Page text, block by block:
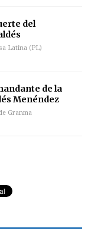
del
Latina (PL)
de la
Menéndez
Granma